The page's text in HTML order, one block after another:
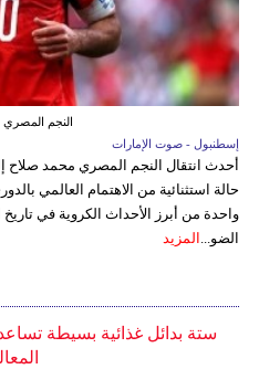
النجم
إسطنبول - صوت الإمارات
أحدث انتقال النجم المصري محمد
حالة استثنائية من الاهتمام العالمي
واحدة من أبرز الأحداث الكروية في
الضو... المزيد
ستة بدائل غذائية بسيطة